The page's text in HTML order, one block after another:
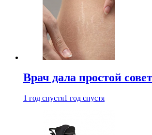
Врач дала простой
1 год спустя1 год спустя